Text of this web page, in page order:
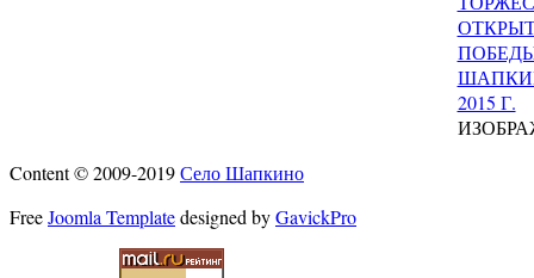
2015 Г.
Content © 2009-2019Село Шапкино
FreeJoomla Templatedesigned byGavickPro